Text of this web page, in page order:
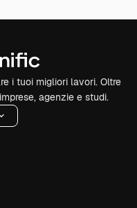
i tuoi migliori lavori. Oltre
agenzie e studi.